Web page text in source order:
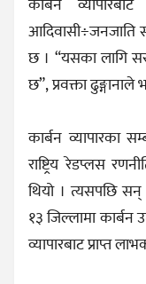
कार्बन
आदिवासी÷जनजाति
छ । “यसका लागि
छ”, प्रवक्ता ढुङ्गानाले
कार्बन व्यापारका
राष्ट्रिय रेडप्लस
थियो । त्यसपछि
१३ जिल्लामा कार्बन
व्यापारबाट प्राप्त